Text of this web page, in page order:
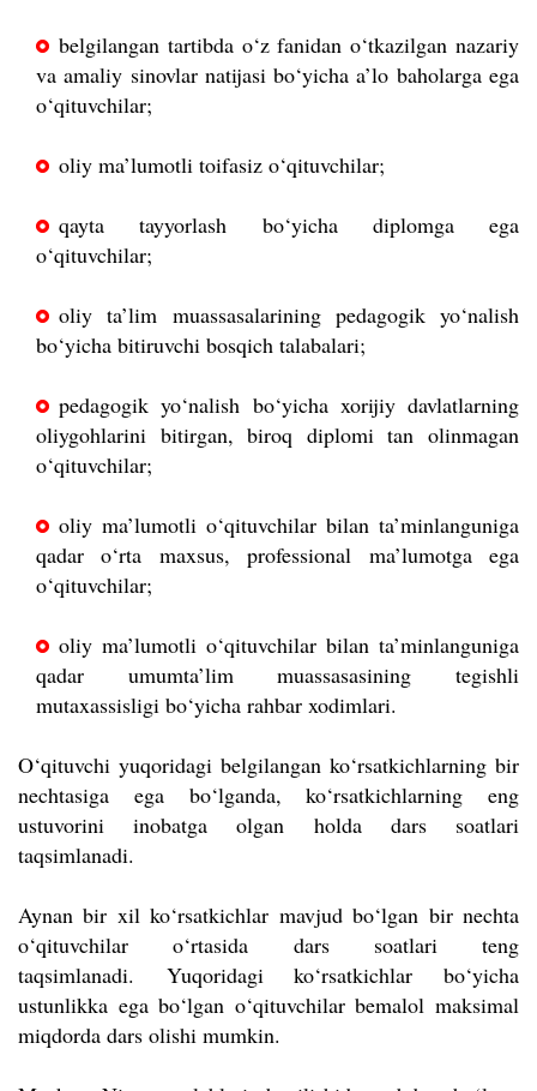
belgilangan tartibda o‘z fanidan o‘tkazilgan nazariy
va amaliy sinovlar natijasi bo‘yicha a’lo baholarga ega
o‘qituvchilar;
oliy ma’lumotli toifasiz o‘qituvchilar;
qayta tayyorlash bo‘yicha diplomga ega
o‘qituvchilar;
oliy ta’lim muassasalarining pedagogik yo‘nalish
bo‘yicha bitiruvchi bosqich talabalari;
pedagogik yo‘nalish bo‘yicha xorijiy davlatlarning
oliygohlarini bitirgan, biroq diplomi tan olinmagan
o‘qituvchilar;
oliy ma’lumotli o‘qituvchilar bilan ta’minlanguniga
qadar o‘rta maxsus, professional ma’lumotga ega
o‘qituvchilar;
oliy ma’lumotli o‘qituvchilar bilan ta’minlanguniga
qadar umumta’lim muassasasining tegishli
mutaxassisligi bo‘yicha rahbar xodimlari.
O‘qituvchi yuqoridagi belgilangan ko‘rsatkichlarning bir
nechtasiga ega bo‘lganda, ko‘rsatkichlarning eng
ustuvorini inobatga olgan holda dars soatlari
taqsimlanadi.
Aynan bir xil ko‘rsatkichlar mavjud bo‘lgan bir nechta
o‘qituvchilar o‘rtasida dars soatlari teng
taqsimlanadi. Yuqoridagi ko‘rsatkichlar bo‘yicha
ustunlikka ega bo‘lgan o‘qituvchilar bemalol maksimal
miqdorda dars olishi mumkin.